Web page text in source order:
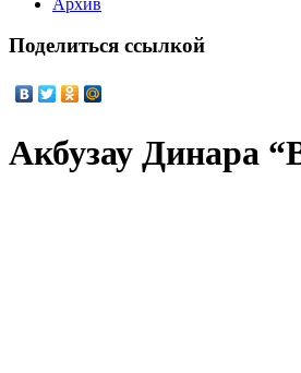
Поделиться ссылкой
Акбузау Динара